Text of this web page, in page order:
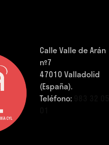
Calle Valle de Arán
nº7
47010 Valladolid
(España).
Teléfono: